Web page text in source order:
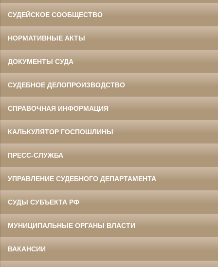
СУДЕЙСКОЕ СООБЩЕСТВО
НОРМАТИВНЫЕ АКТЫ
ДОКУМЕНТЫ СУДА
СУДЕБНОЕ ДЕЛОПРОИЗВОДСТВО
СПРАВОЧНАЯ ИНФОРМАЦИЯ
КАЛЬКУЛЯТОР ГОСПОШЛИНЫ
ПРЕСС-СЛУЖБА
УПРАВЛЕНИЕ СУДЕБНОГО ДЕПАРТАМЕНТА
СУДЫ СУБЪЕКТА РФ
МУНИЦИПАЛЬНЫЕ ОРГАНЫ ВЛАСТИ
ВАКАНСИИ